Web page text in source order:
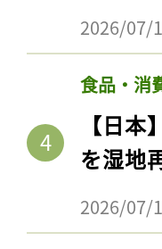
2026/07/
食品・消
【日
を湿地
2026/07/